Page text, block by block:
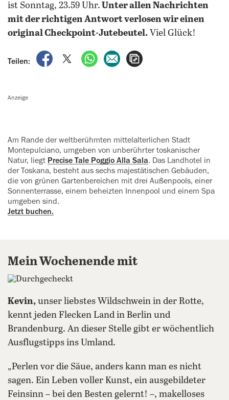
ist Sonntag, 23.59 Uhr. Unter allen Nachrichten
mit der richtigen Antwort verlosen wir einen
original Checkpoint-Jutebeutel. Viel Glück!
Teilen:
auf Facebook teilen
auf X teilenper WhatsApp teilen
per E-Mail teilen
Anzeige
Am Rande der weltberühmten mittelalterlichen Stadt
Montepulciano, umgeben von unberührter toskanischer
Natur, liegt Precise Tale Poggio Alla Sala. Das Landhotel in
der Toskana, besteht aus sechs majestätischen Gebäuden,
die von grünen Gartenbereichen mit drei Außenpools, einer
Sonnenterrasse, einem beheizten Innenpool und einem Spa
umgeben sind.
Jetzt buchen.
Mein Wochenende mit
Kevin, unser liebstes Wildschwein in der Rotte,
kennt jeden Flecken Land in Berlin und
Brandenburg. An dieser Stelle gibt er wöchentlich
Ausflugstipps ins Umland.
„Perlen vor die Säue, anders kann man es nicht
sagen. Ein Leben voller Kunst, ein ausgebildeter
Feinsinn – bei den Besten gelernt! –, makelloses